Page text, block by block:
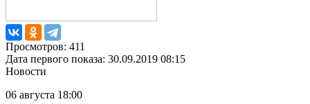
Просмотров: 411
Дата первого показа: 30.09.2019 08:15
Новости
06 августа 18:00